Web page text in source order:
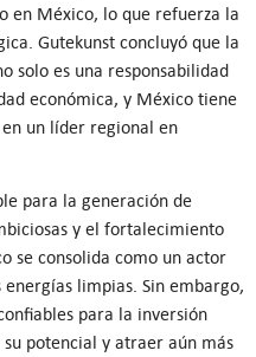
en México, lo que refuerza la
Gutekunst concluyó que la
solo es una responsabilidad
económica, y México tiene
un líder regional en
para la generación de
y el fortalecimiento
se consolida como un actor
limpias. Sin embargo,
para la inversión
potencial y atraer aún más